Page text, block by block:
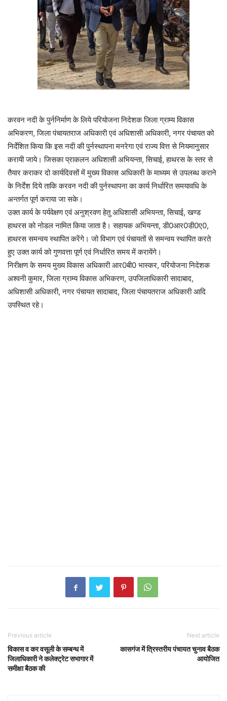
करवन नदी के पुर्ननिर्माण के लिये परियोजना निदेशक जिला ग्राम्य विकास
अभिकरण, जिला पंचायतराज अधिकारी एवं अधिशासी अधिकारी, नगर पंचायत को
निर्देशित किया कि इस नदी की पुर्नस्थापना मनरेगा एवं राज्य वित्त से नियमानुसार
करायी जाये। जिसका प्राकलन अधिशासी अभियन्ता, सिचाई, हाथरस के स्तर से
तैयार कराकर दो कार्यदिवसों में मुख्य विकास अधिकारी के माध्यम से उपलब्ध कराने
के निर्देश दिये ताकि करवन नदी की पुर्नस्थापना का कार्य निर्धारित समयावधि के
अन्तर्गत पूर्ण कराया जा सके।
उक्त कार्य के पर्यवेक्षण एवं अनुश्रवण हेतु अधिशासी अभियन्ता, सिचाई, खण्ड
हाथरस को नोडल नामित किया जाता है। सहायक अभियन्ता, डी0आर0डी0ए0,
हाथरस समन्वय स्थापित करेंगे। जो विभाग एवं पंचायतों से समन्वय स्थापित करते
हुए उक्त कार्य को गुणवत्ता पूर्ण एवं निर्धारित समय में करायेंगे।
निरीक्षण के समय मुख्य विकास अधिकारी आर0बी0 भास्कर, परियोजना निदेशक
अश्वनी कुमार, जिला ग्राम्य विकास अभिकरण, उपजिलाधिकारी सादाबाद,
अधिशासी अधिकारी, नगर पंचायत सादाबाद, जिला पंचायतराज अधिकारी आदि
उपस्थित रहे।
Previous article
विकास व कर वसूली के सम्बन्ध में
जिलाधिकारी ने कलेक्ट्रेट सभागार में
समीक्षा बैठक की
Next article
कासगंज में त्रिस्तरीय पंचायत चुनाव बैठक
आयोजित